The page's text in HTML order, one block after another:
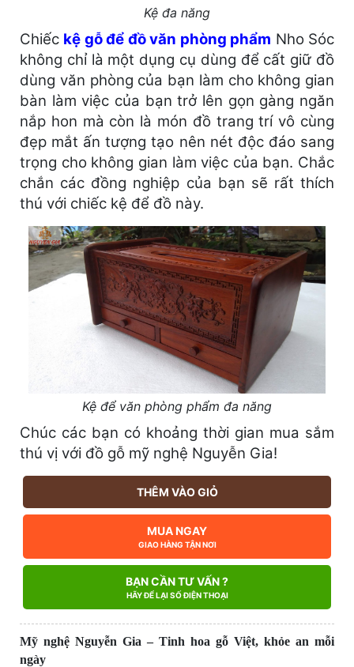
Kệ đa năng
Chiếc kệ gỗ để đồ văn phòng phẩm Nho Sóc
không chỉ là một dụng cụ dùng để cất giữ đồ
dùng văn phòng của bạn làm cho không gian
bàn làm việc của bạn trở lên gọn gàng ngăn
nắp hon mà còn là món đồ trang trí vô cùng
đẹp mắt ấn tượng tạo nên nét độc đáo sang
trọng cho không gian làm việc của bạn. Chắc
chắn các đồng nghiệp của bạn sẽ rất thích
thú với chiếc kệ để đồ này.
Kệ để văn phòng phẩm đa năng
Chúc các bạn có khoảng thời gian mua sắm
thú vị với đồ gỗ mỹ nghệ Nguyễn Gia!
THÊM VÀO GIỎ
MUA NGAY
GIAO HÀNG TẬN NƠI
BẠN CẦN TƯ VẤN ?
HÃY ĐỂ LẠI SỐ ĐIỆN THOẠI
Mỹ nghệ Nguyễn Gia – Tinh hoa gỗ Việt, khỏe an mỗi
ngày